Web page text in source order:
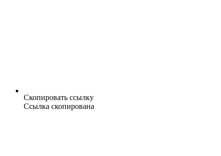
Скопировать ссылку
Ссылка скопирована